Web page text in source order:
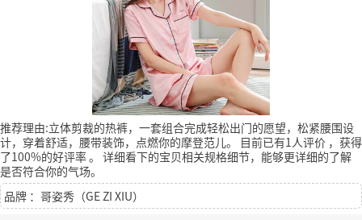
推荐理由:立体剪裁的热裤，一套组合完成轻松出门的愿望，松紧腰围设
计，穿着舒适，腰带装饰，点燃你的摩登范儿。
目前已有1人评价 ，获得
了100%的好评率。 详细看下的宝贝相关规格细节，能够更详细的了解
是否符合你的气场。
品牌 ：哥姿秀（GE ZI XIU）